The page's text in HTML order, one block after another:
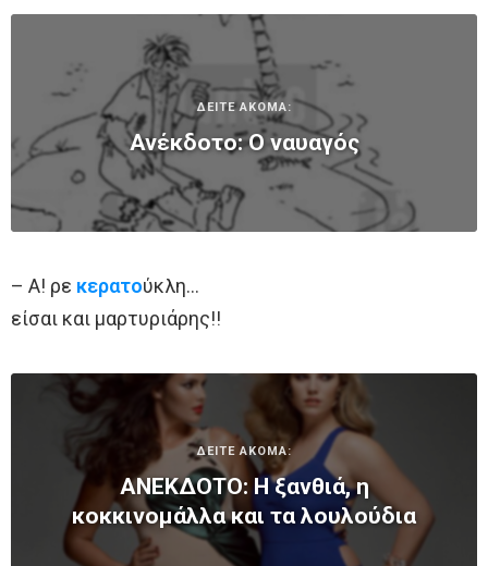
ΔΕΙΤΕ ΑΚΟΜΑ:
Ανέκδοτο: Ο ναυαγός
– Α! ρε κερατούκλη…
είσαι και μαρτυριάρης!!
ΔΕΙΤΕ ΑΚΟΜΑ:
ΑΝΕΚΔΟΤΟ: Η ξανθιά, η
κοκκινομάλλα και τα λουλούδια